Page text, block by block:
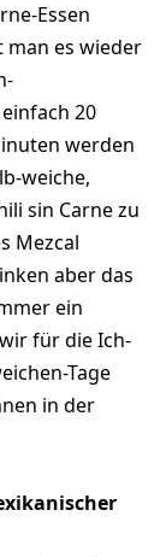
Essen
man es wieder
20
werden
weiche,
sin Carne zu
Mezcal
aber das
ein
für die Ich-
Tage
in der